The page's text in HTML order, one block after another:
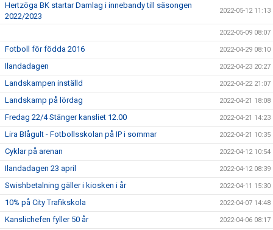
Hertzöga BK startar Damlag i innebandy till säsongen
2022/2023
2022-05-12 11:13
2022-05-09 08:07
Fotboll för födda 2016 2022-04-29 08:10
Ilandadagen 2022-04-23 20:27
Landskampen inställd 2022-04-22 21:07
Landskamp på lördag 2022-04-21 18:08
Fredag 22/4 Stänger kansliet 12.00 2022-04-21 14:23
Lira Blågult - Fotbollsskolan på IP i sommar 2022-04-21 10:35
Cyklar på arenan 2022-04-12 10:54
Ilandadagen 23 april 2022-04-12 08:39
Swishbetalning gäller i kiosken i år 2022-04-11 15:30
10% på City Trafikskola 2022-04-07 14:48
Kanslichefen fyller 50 år 2022-04-06 08:17